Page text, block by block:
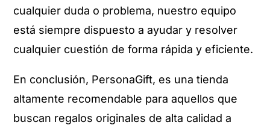
cualquier duda o problema, nuestro equipo
está siempre dispuesto a ayudar y resolver
cualquier cuestión de forma rápida y eficiente.
En conclusión, PersonaGift, es una tienda
altamente recomendable para aquellos que
buscan regalos originales de alta calidad a